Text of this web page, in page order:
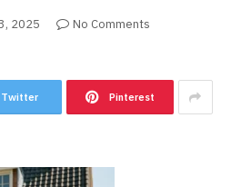
2025
No Comments
Twitter Pinterest